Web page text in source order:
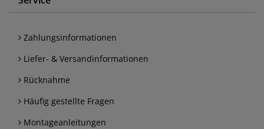
Zahlungsinformationen
Liefer- & Versandinformationen
Rücknahme
Häufig gestellte Fragen
Montageanleitungen